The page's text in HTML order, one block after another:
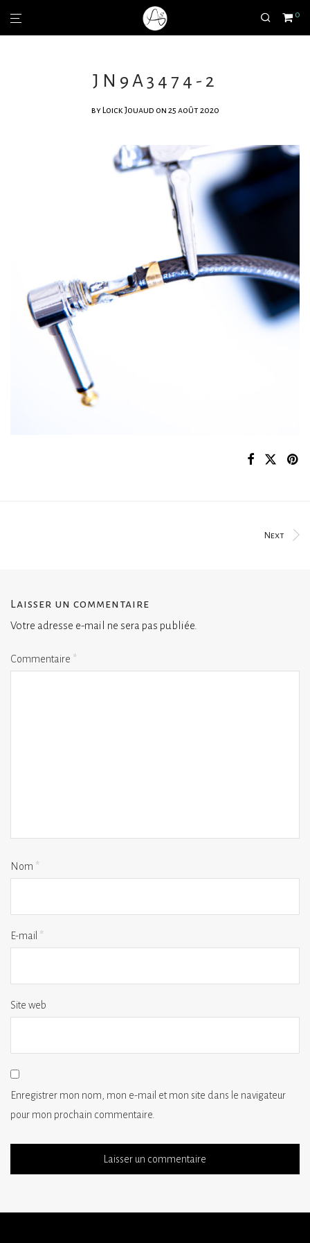
0
JN9A3474-2
by Loick Jouaud on 25 août 2020
Next
Laisser un commentaire
Votre adresse e-mail ne sera pas publiée.
Commentaire *
Nom *
E-mail *
Site web
Enregistrer mon nom, mon e-mail et mon site dans le navigateur
pour mon prochain commentaire.